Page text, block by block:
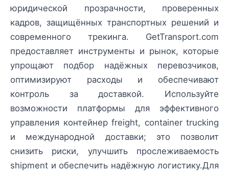
юридической прозрачности, проверенных
кадров, защищённых транспортных решений и
современного трекинга. GetTransport.com
предоставляет инструменты и рынок, которые
упрощают подбор надёжных перевозчиков,
оптимизируют расходы и обеспечивают
контроль за доставкой. Используйте
возможности платформы для эффективного
управления контейнер freight, container trucking
и международной доставки; это позволит
снизить риски, улучшить прослеживаемость
shipment и обеспечить надёжную логистику.Для